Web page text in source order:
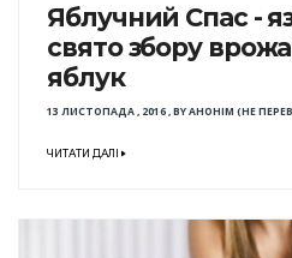
Яблучний Спас -
свято збору
яблук
13 ЛИСТОПАДА , 2016,BYАНОНІМ (НЕ
ЧИТАТИ ДАЛІ